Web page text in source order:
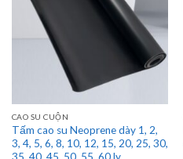
CAO SU CUỘN
Tấm cao su Neoprene dày 1, 2,
3, 4, 5, 6, 8, 10, 12, 15, 20, 25, 30,